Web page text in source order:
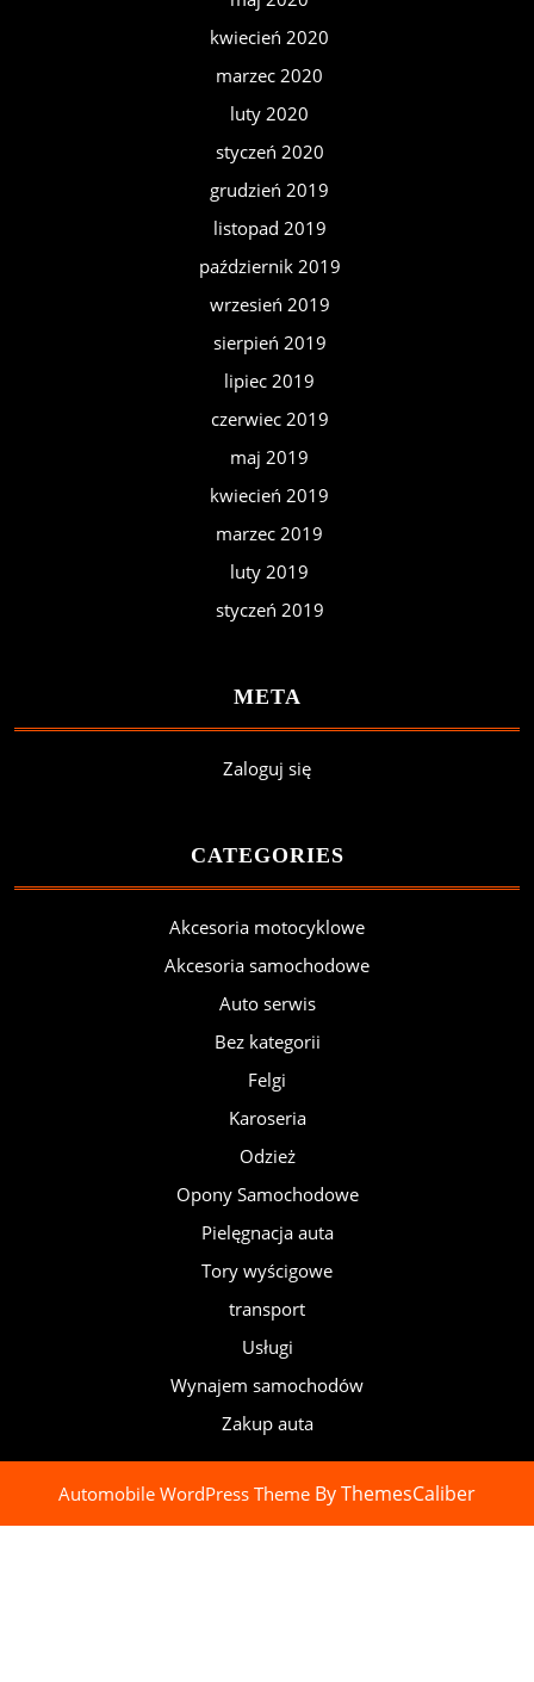
kwiecień 2020
marzec 2020
luty 2020
styczeń 2020
grudzień 2019
listopad 2019
październik 2019
wrzesień 2019
sierpień 2019
lipiec 2019
czerwiec 2019
maj 2019
kwiecień 2019
marzec 2019
luty 2019
styczeń 2019
META
Zaloguj się
CATEGORIES
Akcesoria motocyklowe
Akcesoria samochodowe
Auto serwis
Bez kategorii
Felgi
Karoseria
Odzież
Opony Samochodowe
Pielęgnacja auta
Tory wyścigowe
transport
Usługi
Wynajem samochodów
Zakup auta
Automobile WordPress Theme By ThemesCaliber
Scroll